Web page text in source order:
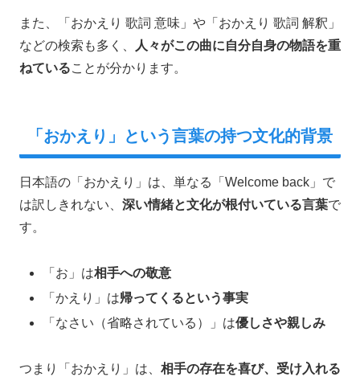
また、「おかえり 歌詞 意味」や「おかえり 歌詞 解釈」
などの検索も多く、
人々がこの曲に自分自身の物語を重
ねていることが分かります。
「おかえり」という言葉の持つ文化的背景
日本語の「おかえり」は、単なる「Welcome back」で
は訳しきれない、 深い情緒と文化が根付いている言葉で
す。
「お」は相手への敬意
「かえり」は帰ってくるという事実
「なさい（省略されている）」は優しさや親しみ
つまり「おかえり」は、 相手の存在を喜び、受け入れる